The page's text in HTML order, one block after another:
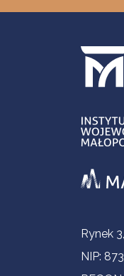
Rynek
NIP: